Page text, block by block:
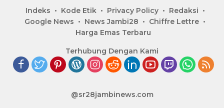
Indeks Kode Etik Privacy Policy
Redaksi
Google News
News Jambi28
Chiffre Lettre
Harga Emas Terbaru
Terhubung Dengan Kami
@sr28jambinews.com